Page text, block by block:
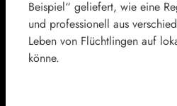
Beispiel“ geliefert, wie eine
und professionell aus
Leben von Flüchtlingen auf
könne.